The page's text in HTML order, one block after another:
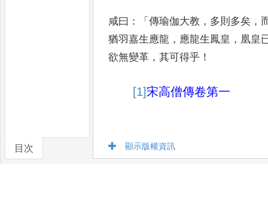
目次
咸曰 ：「傳瑜伽大教 ， 多則多矣 ，
猶羽嘉生應龍 ， 應龍生鳳皇 ， 凰皇
欲無變革 ，其可得乎 ！
[1]宋高僧傳卷第一
顯示版權資訊